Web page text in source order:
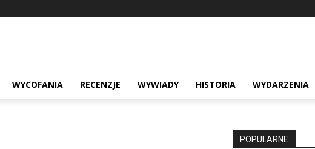
WYCOFANIA RECENZJE WYWIADY HISTORIA WYDARZENIA
POPULARNE